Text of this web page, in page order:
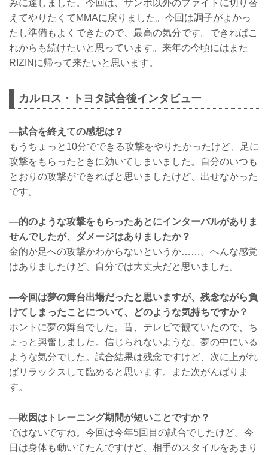
みに達しました。今回は、サンボ以外のファイトに切り替
えてやりたくてMMAに戻りました。今回は調子がよかっ
たし準備もよくできたので、最高の気分です。できればこ
れからも続けたいと思っています。来年の今頃にはまた
RIZINに帰って来たいと思います。
カルロス・トヨタ試合後インタビュー
―試合を終えての感想は？
もうちょっと10分でできる攻撃をやりたかったけど、足に
攻撃をもらったときに効いてしまいました。自分のいつも
とおりの攻撃ができればと思いましたけど、出せなかった
です。
―的のような攻撃をもらったあとにインターバルがありま
せんでしたが、ダメージはありましたか？
金的か足への攻撃かわからないというか……。へんな感覚
はありましたけど、自分では大丈夫だと思いました。
―今回は夢の舞台出場だったと思いますが、残念ながら負
けてしまったことについて、どのような気持ちですか？
ホントに夢の舞台でした。昔、テレビで観ていたので、ち
ょっと興奮しました。信じられないような、夢の中にいる
ような気分でした。試合結果は残念ですけど、次に上がれ
ばリラックスして臨めると思います。また次がんばりま
す。
―敗因はトレーニング期間が短いことですか？
ではないですね。今回は今年5回目の試合でしたけど。今
日は身体も動いてたんですけど、相手のスタイルをあまり